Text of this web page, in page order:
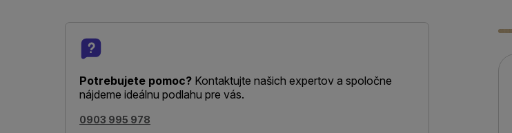
Potrebujete pomoc? Kontaktujte našich expertov a spoločne
nájdeme ideálnu podlahu pre vás.
0903 995 978